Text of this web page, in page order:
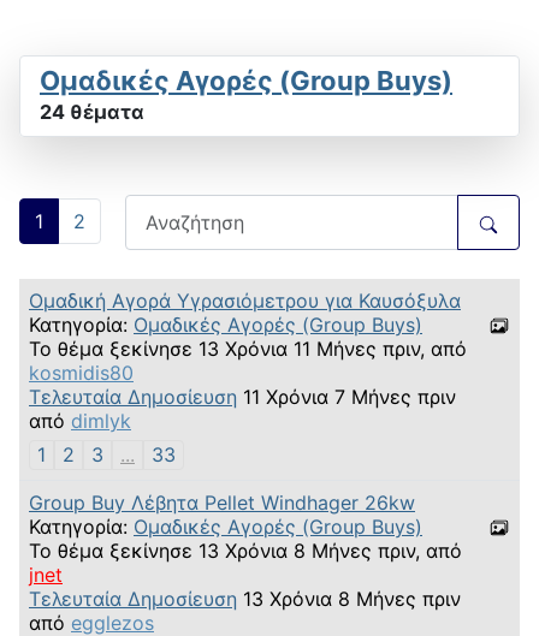
Ομαδικές Αγορές (Group Buys)
24 θέματα
1 2
Ομαδική Αγορά Υγρασιόμετρου για Καυσόξυλα
Κατηγορία: Ομαδικές Αγορές (Group Buys)
Το θέμα ξεκίνησε 13 Χρόνια 11 Μήνες πριν, από
kosmidis80
Τελευταία Δημοσίευση 11 Χρόνια 7 Μήνες πριν
από dimlyk
1
2 3 ...
33
Group Buy Λέβητα Pellet Windhager 26kw
Κατηγορία: Ομαδικές Αγορές (Group Buys)
Το θέμα ξεκίνησε 13 Χρόνια 8 Μήνες πριν, από
jnet
Τελευταία Δημοσίευση 13 Χρόνια 8 Μήνες πριν
από egglezos